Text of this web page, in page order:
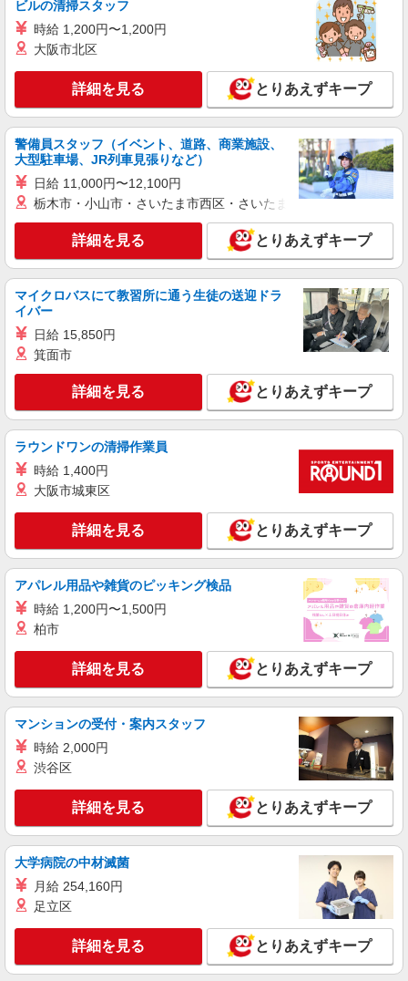
社祝い金10万円支給(規定有) お友達を紹介頂くと,
インセンティブ支給(規定有) ★月2回払い・週払い
可能（規程有）★ ゜・。○。・゜+゜・。○。・゜
キープ 詳細を見る
株式会社シエロ
人気機種に詳しくなれる携帯販売【au】
月給273200円 ※残業手当別途支給 ※研修期間
6か月・時給1550円 ★交通費別途支給（規定あ
祝い金10万円支給(規定有) お友達を紹介頂くと, イ
ンセンティブ支給(規定有) ゜・。○。・゜+゜・。
○。・゜+゜
愛知県名古屋市緑区の家電量販店
キープ 詳細を見る
正社員
株式会社シエロ
【ワイモバイル】の店舗スタッフ
月給 201000円 〜231000円（経験・能力によ
る） 固定残業代: 11000円 〜11000円（7時間相
当） ＊時間外手当は時間外労働の有無にかかわら
ず、固定残業代として支給し、相当時間を超える
時間外労働分は法定どおり追加で支給します。 ■
その他賞与 年2回昇給 年1回販売手当、資格手当
扶養家族手当年末年始手当バースデー手当 ★交通
費全額支給 ゜+゜・。○。・゜+゜・。○。・゜+゜
入社祝い金10万円支給(規定有) お友達を紹介頂く
と, インセンティブ支給(規定有) ゜・。○。・゜
キープ 詳細を見る
紹介予定派遣
株式会社シエロ
【docomo】の携帯販売スタッフ
（規定あり） ゜+゜・。○。・゜+゜・。○。・゜
+゜ 入社祝い金10万円支給(規定有) お友達を紹介
頂くと, インセンティブ支給(規定有) ★月2回払
い・週払い可能（規程有）★ ゜・。○。・゜
+゜・。○。・゜+゜
愛知県名古屋市緑区のdocomoショップ
キープ 詳細を見る
紹介予定派遣
【ソフトバンク】の店舗スタッフ
時給1500円〜 ※残業代支給 ★交通費別途支給
（規定あり） ゜+゜・。○。・゜+゜・。○。・゜
+゜ 入社祝い金10万円支給(規定有) お友達を紹介
頂くと, インセンティブ支給(規定有) ★月2回払
い・週払い可能（規程有）★ ゜・。○。・゜
愛知県名古屋市緑区のsoftbankショップ
詳細を見る
株式会社シエロ
人気機種に詳しくなれる携帯販売
【softbank】
時給1600円〜 ※別途インセンティブ、職能評
価制度あり ※残業代支給 ★交通費別途支給（規定
社祝い金10万円支給(規定有) お友達を紹介頂くと,
インセンティブ支給(規定有) ★月2回払い・週払い
可能（規程有）★ ゜・。○。・゜+゜・。○。・゜
愛知県名古屋市緑区の家電量販店
キープ 詳細を見る
ビルの清掃スタッフ
時給 1,200円〜1,200円
大阪市北区
詳細を見る とりあえずキープ
警備員スタッフ（イベント、道路、商業施設、
大型駐車場、JR列車見張りなど）
日給 11,000円〜12,100円
栃木市・小山市・さいたま市西区・さいたま市岩槻区・久喜市・
詳細を見る とりあえずキープ
マイクロバスにて教習所に通う生徒の送迎ドラ
イバー
日給 15,850円
箕面市
詳細を見る とりあえずキープ
ラウンドワンの清掃作業員
時給 1,400円
大阪市城東区
詳細を見る とりあえずキープ
アパレル用品や雑貨のピッキング検品
時給 1,200円〜1,500円
柏市
詳細を見る とりあえずキープ
マンションの受付・案内スタッフ
時給 2,000円
渋谷区
詳細を見る とりあえずキープ
大学病院の中材滅菌
月給 254,160円
足立区
詳細を見る とりあえずキープ